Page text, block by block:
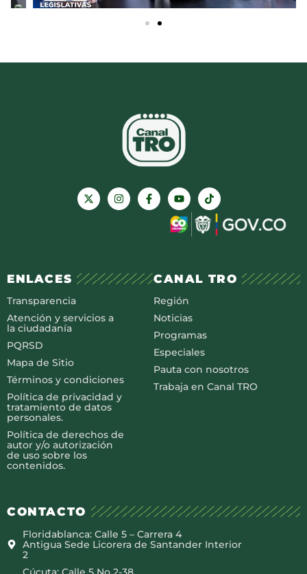
ENLACES
Transparencia
Atención y servicios a
la ciudadanía
PQRSD
Mapa de Sitio
Términos y condiciones
Política de privacidad y
tratamiento de datos
personales.
Política de derechos de
autor y/o autorización
de uso sobre los
contenidos.
CANAL TRO
Región
Noticias
Programas
Especiales
Pauta con nosotros
Trabaja en Canal TRO
CONTACTO
Floridablanca: Calle 5 – Carrera 4
Antigua Sede Licorera de Santander Interior
2